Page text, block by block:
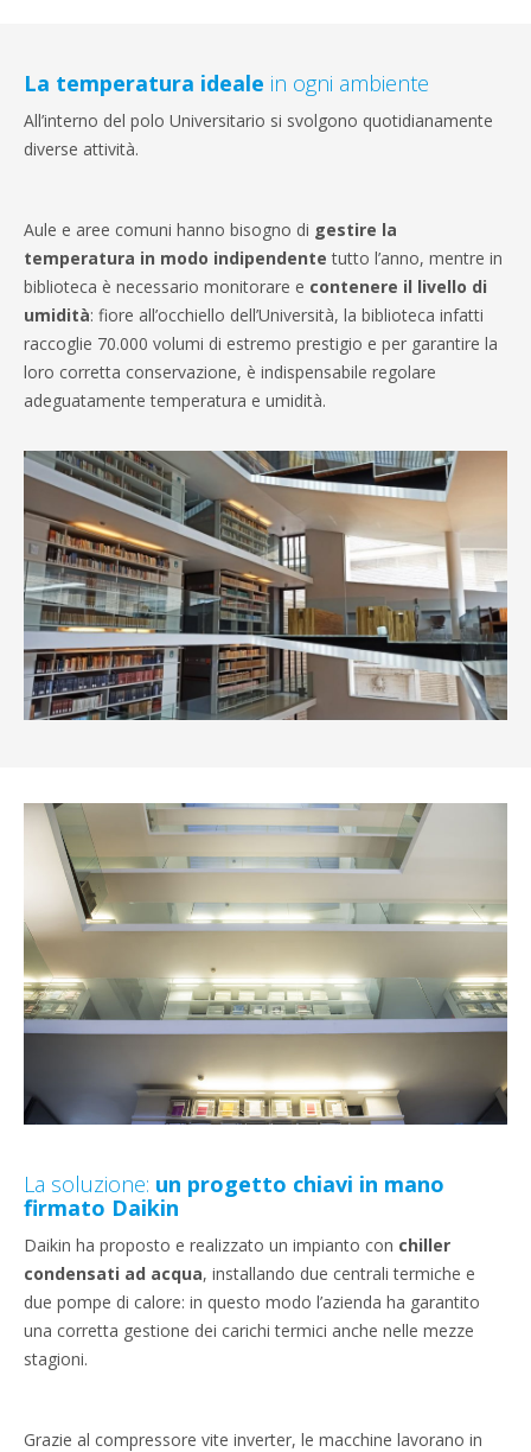
La temperatura ideale in ogni ambiente
All’interno del polo Universitario si svolgono quotidianamente
diverse attività.
Aule e aree comuni hanno bisogno di gestire la
temperatura in modo indipendente tutto l’anno, mentre in
biblioteca è necessario monitorare e contenere il livello di
umidità: fiore all’occhiello dell’Università, la biblioteca infatti
raccoglie 70.000 volumi di estremo prestigio e per garantire la
loro corretta conservazione, è indispensabile regolare
adeguatamente temperatura e umidità.
La soluzione: un progetto chiavi in mano
firmato Daikin
Daikin ha proposto e realizzato un impianto con chiller
condensati ad acqua, installando due centrali termiche e
due pompe di calore: in questo modo l’azienda ha garantito
una corretta gestione dei carichi termici anche nelle mezze
stagioni.
Grazie al compressore vite inverter, le macchine lavorano in